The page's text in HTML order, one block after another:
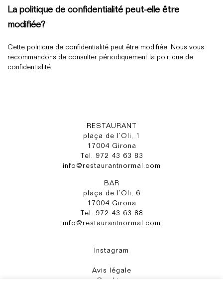
La politique de confidentialité peut-elle être
modifiée?
Cette politique de confidentialité peut être modifiée. Nous vous
recommandons de consulter périodiquement la politique de
confidentialité.
RESTAURANT
plaça de l’Oli, 1
17004 Girona
Tel. 972 43 63 83
info@restaurantnormal.com
BAR
plaça de l’Oli, 6
17004 Girona
Tel. 972 43 63 88
info@restaurantnormal.com
Instagram
Avis légale
Cookies